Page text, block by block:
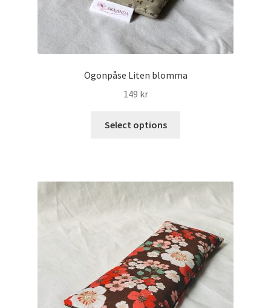
Ögonpåse Liten blomma
149 kr
Select options